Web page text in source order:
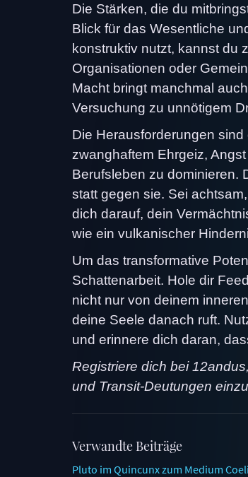
Die Stärken, die du
Blick für das Wesentliche
konstruktiv nutzt, kannst du
Organisationen oder
Macht bringt manchmal
Versuchung zu unnötigem
Die Herausforderungen
zwanghaftem Ehrgeiz,
Berufsleben zu dominieren.
statt gegen sie. Sei
dich darauf, dein
wie ein vulkanischer
Um das transformative
Schattenarbeit. Hole dir
nicht nur von deinem
deine Seele danach ruft.
und erinnere dich daran,
Registriere dich bei
und Transit-Deutungen
Verwandte Beiträge
Pluto im Quincunx zum Medium